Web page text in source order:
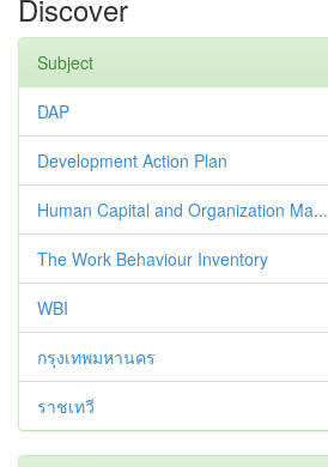
Discover
Subject
DAP
Development Action Plan
Human Capital and Organization Ma...
The Work Behaviour Inventory
WBI
กรุงเทพมหานคร
ราชเทวี